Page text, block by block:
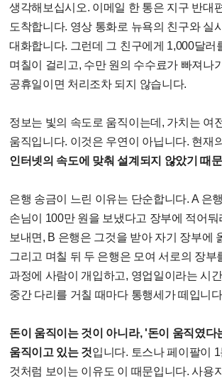
생각해보십시오. 이메일 한 통은 지구 반대
도착합니다. 영상 통화로 뉴욕의 친구와 실
대화합니다. 그런데 그 친구에게 1,000달러
며칠이 걸리고, 수만 원의 수수료가 빠져나
공휴일이면 처리조차 되지 않습니다.
정보는 빛의 속도로 움직이는데, 가치는 여
움직입니다. 이것은 우연이 아닙니다. 현재
인터넷의 속도에 맞춰 설계되지 않았기 때문
은행 송금이 느린 이유는 단순합니다. A 은
손님이 100만 원을 보냈다고 장부에 적어
보내면, B 은행은 그것을 받아 자기 장부에
그리고 며칠 뒤 두 은행은 모여 서로의 장부
과정에 사람이 개입하고, 영업일이라는 시
중간 다리를 거칠 때마다 통행세가 떼입니
돈이 움직이는 것이 아니라, '돈이 움직였다
움직이고 있는 것입니다. 토스나 페이팔이
것처럼 보이는 이유도 이 때문입니다. 사용